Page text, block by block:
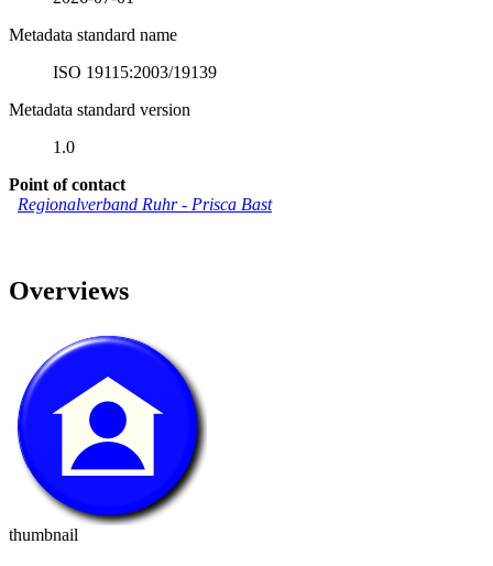
Metadata standard name
ISO 19115:2003/19139
Metadata standard version
1.0
Point of contact
Regionalverband Ruhr- Prisca Bast
Overviews
thumbnail